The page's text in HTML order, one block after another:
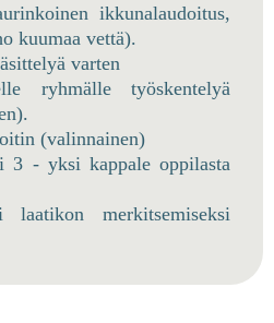
ikkunalaudoitus,
kuumaa vettä).
varten
ryhmälle työskentelyä
(valinnainen)
3 - yksi kappale oppilasta
merkitsemiseksi